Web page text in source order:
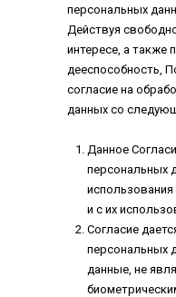
персональных
Действуя
интересе, а
дееспособность,
согласие на
данных со
Данное
персональных
и с их
Согласие
персональных
данные, не